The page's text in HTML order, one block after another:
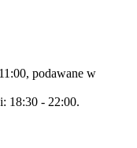
podawane w
18:30 - 22:00.